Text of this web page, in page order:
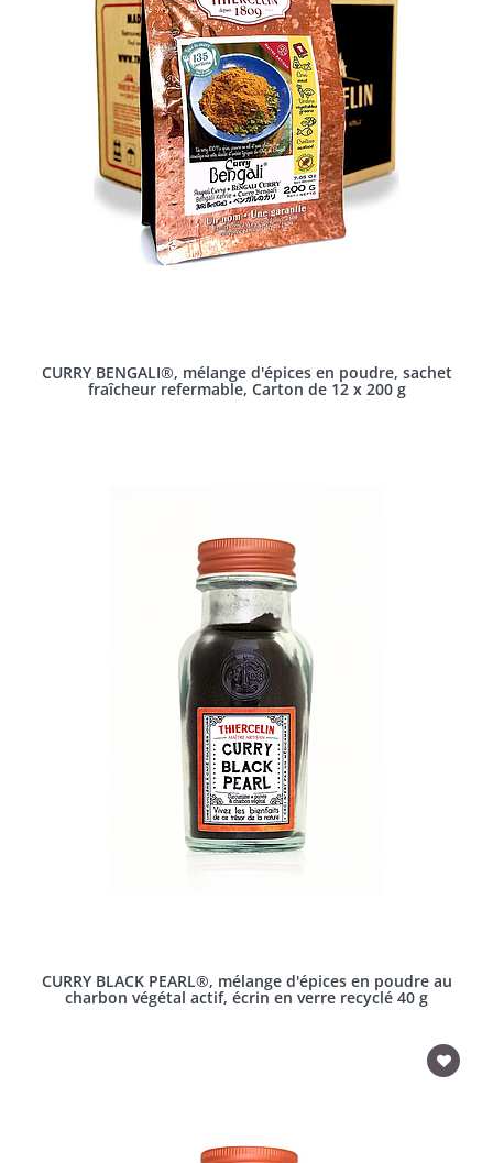
CURRY BENGALI®, mélange d'épices en poudre, sachet
fraîcheur refermable, Carton de 12 x 200 g
CURRY BLACK PEARL®, mélange d'épices en poudre au
charbon végétal actif, écrin en verre recyclé 40 g